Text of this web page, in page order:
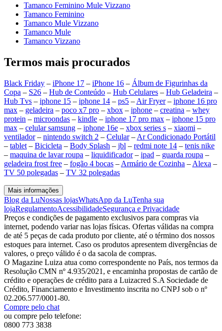
Tamanco Feminino Mule Vizzano
Tamanco Feminino
Tamanco Mule Vizzano
Tamanco Mule
Tamanco Vizzano
Termos mais procurados
Black Friday – iPhone 17 – iPhone 16 – Álbum de Figurinhas da
Copa – S26 – Hub de Conteúdo – Hub Celulares – Hub Geladeira –
Hub Tvs – iphone 15 – iphone 14 – ps5 – Air Fryer– iphone 16 pro
max – geladeira – poco x7 pro – xbox – iphone – creatina – whey
protein – microondas – kindle – iphone 17 pro max – iphone 15 pro
max – celular samsung – iphone 16e – xbox series s – xiaomi –
ventilador– nintendo switch 2 – Celular– Ar Condicionado Portátil
– tablet – Bicicleta – Body Splash – jbl – redmi note 14 – tenis nike
– maquina de lavar roupa – liquidificador– ipad – guarda roupa –
geladeira frost free – fogão 4 bocas – Armário de Cozinha – Alexa –
TV 50 polegadas – TV 32 polegadas
Mais informações
Blog da LuNossas lojasWhatsApp da LuTenha sua
lojaRegulamentoAcessibilidadeSegurança e Privacidade
Preços e condições de pagamento exclusivos para compras via
internet, podendo variar nas lojas físicas. Ofertas válidas na compra
de até 5 peças de cada produto por cliente, até o término dos nossos
estoques para internet. Caso os produtos apresentem divergências de
valores, o preço válido é o da sacola de compras.
O Magazine Luiza atua como correspondente no País, nos termos da
Resolução CMN nº 4.935/2021, e encaminha propostas de cartão de
crédito e operações de crédito para a Luizacred S.A Sociedade de
Crédito, Financiamento e Investimento inscrita no CNPJ sob o nº
02.206.577/0001-80.
Compre pelo chat
ou compre pelo telefone:
0800 773 3838